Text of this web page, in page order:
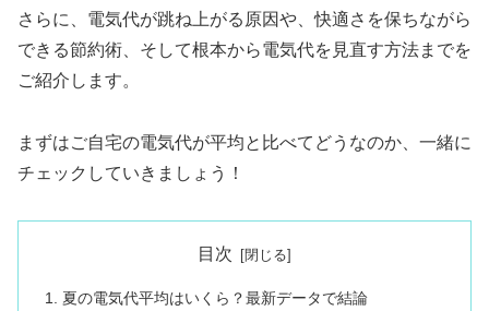
さらに、電気代が跳ね上がる原因や、快適さを保ちながら
できる節約術、そして根本から電気代を見直す方法までを
ご紹介します。
まずはご自宅の電気代が平均と比べてどうなのか、一緒に
チェックしていきましょう！
目次
夏の電気代平均はいくら？最新データで結論